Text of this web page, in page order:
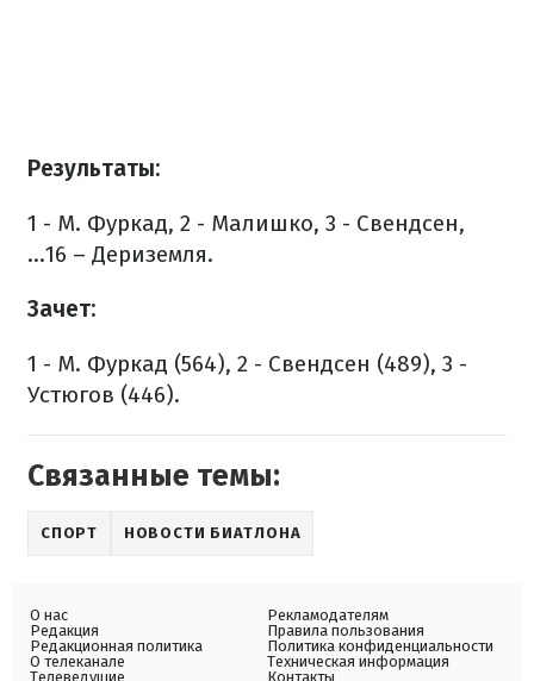
Результаты:
1 - М. Фуркад, 2 - Малишко, 3 - Свендсен,
...16 – Дериземля.
Зачет:
1 - М. Фуркад (564), 2 - Свендсен (489), 3 -
Устюгов (446).
Связанные темы:
СПОРТ НОВОСТИ БИАТЛОНА
О нас
Редакция
Редакционная политика
О телеканале
Телеведущие
Рекламодателям
Правила пользования
Политика конфиденциальности
Техническая информация
Контакты